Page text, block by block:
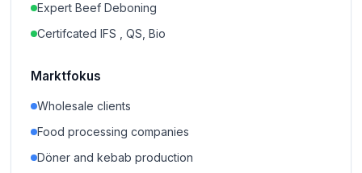
Expert Beef Deboning
Certifcated IFS , QS, Bio
Marktfokus
Wholesale clients
Food processing companies
Döner and kebab production